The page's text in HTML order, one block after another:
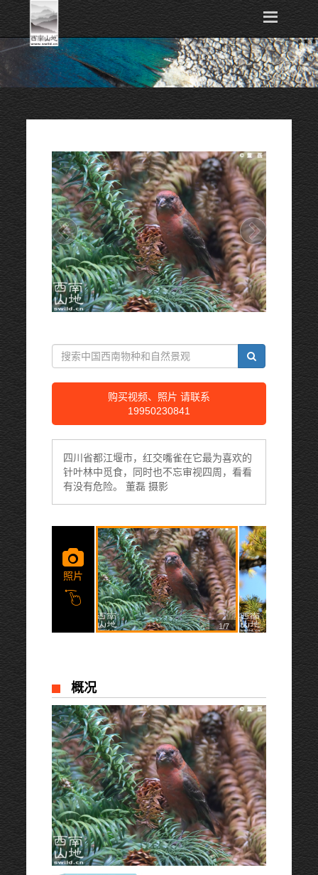
购买视频、照片 请联系
19950230841
四川省都江堰市，红交嘴雀在它最为喜欢的
针叶林中觅食，同时也不忘审视四周，看看
有没有危险。 董磊 摄影
照片
1/7
概况